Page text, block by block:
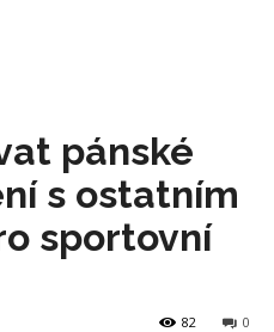
pánské
s ostatním
sportovní
0
82